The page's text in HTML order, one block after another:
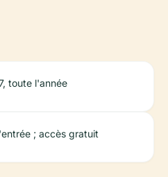
toute l'année
; accès gratuit